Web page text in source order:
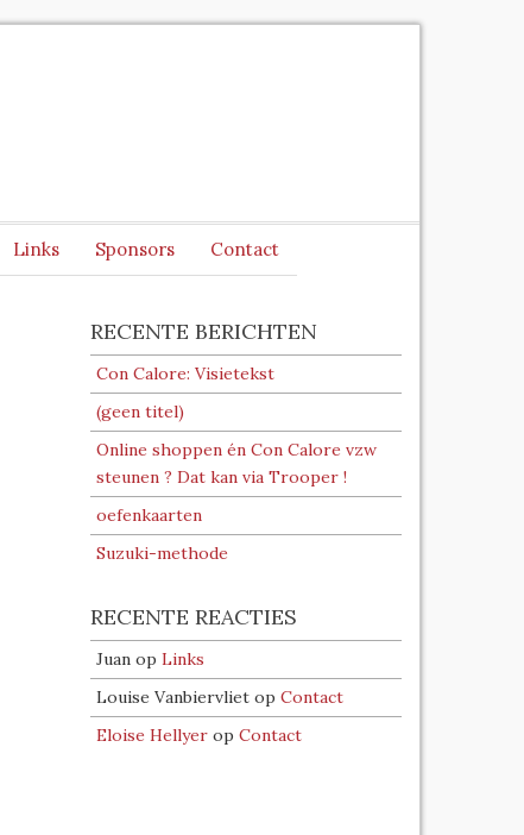
Links Sponsors Contact
RECENTE BERICHTEN
Con Calore: Visietekst
(geen titel)
Online shoppen én Con Calore vzw
steunen ? Dat kan via Trooper !
oefenkaarten
Suzuki-methode
RECENTE REACTIES
Juan op Links
Louise Vanbiervliet op Contact
Eloise Hellyer op Contact